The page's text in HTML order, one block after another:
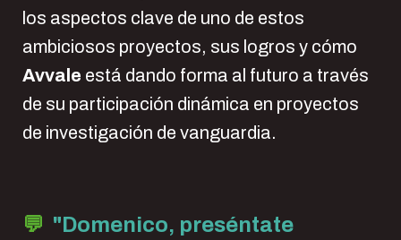
los aspectos clave de uno de estos
ambiciosos proyectos, sus logros y cómo
Avvale está dando forma al futuro a través
de su participación dinámica en proyectos
de investigación de vanguardia.
💬 "Domenico, preséntate